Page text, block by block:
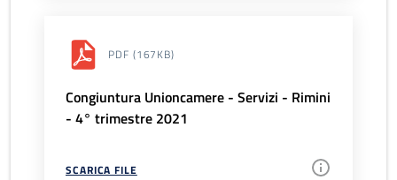
PDF (167KB)
Congiuntura Unioncamere - Servizi - Rimini
- 4° trimestre 2021
SCARICA FILE